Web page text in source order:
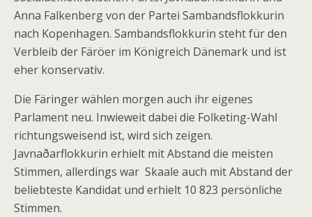
Anna Falkenberg von der Partei Sambandsflokkurin
nach Kopenhagen. Sambandsflokkurin steht für den
Verbleib der Färöer im Königreich Dänemark und ist
eher konservativ.
Die Färinger wählen morgen auch ihr eigenes
Parlament neu. Inwieweit dabei die Folketing-Wahl
richtungsweisend ist, wird sich zeigen.
Javnaðarflokkurin erhielt mit Abstand die meisten
Stimmen, allerdings war Skaale auch mit Abstand der
beliebteste Kandidat und erhielt 10 823 persönliche
Stimmen.